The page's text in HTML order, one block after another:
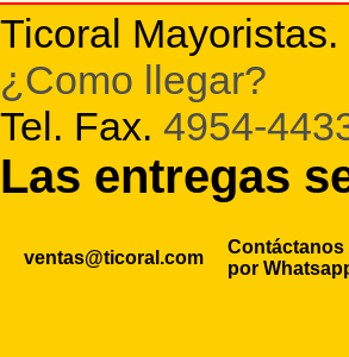
Ticoral
¿Como llegar?
Tel. Fax. 4954-
Las entregas
ventas@ticoral.com
Contáctanos
por